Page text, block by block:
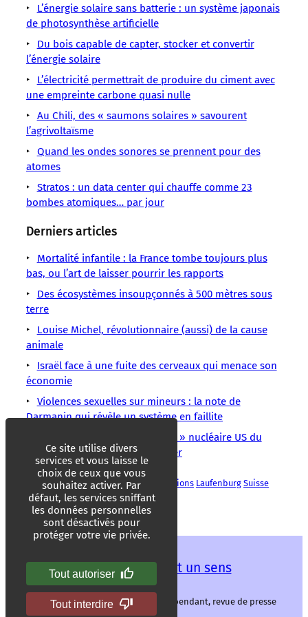
LMOUS
–
Batteries
Électricité
Innovations
LMOUS
–
Laufenburg
Suisse
Technologie
La
LMOUS
–
mise
sur
le
d’énergie
LMOUS
–
une
flux
redox
géante
Argovie,
LMOUS
annoncée
la
plus
puissante
LMOUS
monde
:
les
et
LMOUS
creux
de
des
et
L’énergie solaire sans batterie : un système japonais
de photosynthèse artificielle
Du bois capable de capter, stocker et convertir
l’énergie solaire
L’électricité permettrait de produire du ciment avec
une empreinte carbone quasi nulle
Au Chili, des « saumons solaires » savourent
l’agrivoltaïsme
Quand les ondes sonores se prennent pour des
atomes
Stratos : un data center qui chauffe comme 23
bombes atomiques… par jour
Derniers articles
Mortalité infantile : la France tombe toujours plus
bas, ou l’art de laisser pourrir les rapports
Des écosystèmes insoupçonnés à 500 mètres sous
terre
Louise Michel, révolutionnaire (aussi) de la cause
animale
Israël face à une fuite des cerveaux qui menace son
économie
Violences sexuelles sur mineurs : la note de
Darmanin qui révèle un système en faillite
Dôme de Runit : le « tombeau » nucléaire US du
Pacifique commence à se fissurer
Batteries Électricité Énergies Innovations Laufenburg Suisse
Technologie
Les mots ont un sens
Les mots ont un sens, média libre et indépendant, revue de presse
alternative.
Ce site utilise divers
services et vous laisse le
choix de ceux que vous
souhaitez activer. Par
défaut, les services sniffant
les données personnelles
sont désactivés pour
protéger votre vie privée.
Tout autoriser
Tout interdire